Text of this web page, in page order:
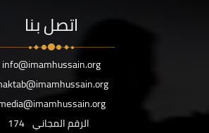
اتصل بنا
info@imamhussain.org
الرقم المجاني 174